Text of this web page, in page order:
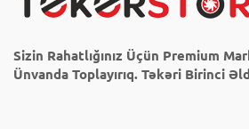
Sizin Rahatlığınız Üçün Premium
Ünvanda Toplayırıq. Təkəri Birinci